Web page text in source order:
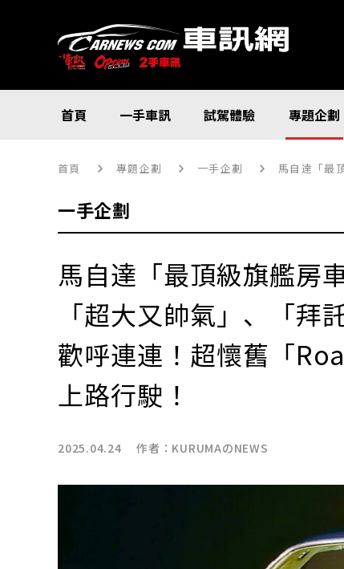
首頁 一手車訊 試駕體驗 專題企劃
首頁 專題企劃 一手企劃 馬自達「最
一手企劃
馬自達「最頂級旗艦房
「超大又帥氣」、「拜
歡呼連連！超懷舊「
上路行駛！
2025.04.24 作者： KURUMAのNEWS